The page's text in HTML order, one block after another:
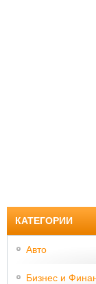
КАТЕГОРИИ
Авто
Бизнес и